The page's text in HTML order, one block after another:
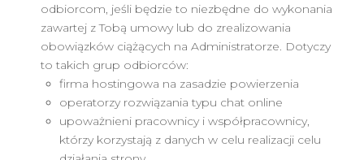
odbiorcom, jeśli będzie to niezbędne do wykonania
zawartej z Tobą umowy lub do zrealizowania
obowiązków ciążących na Administratorze. Dotyczy
to takich grup odbiorców:
firma hostingowa na zasadzie powierzenia
operatorzy rozwiązania typu chat online
upoważnieni pracownicy i współpracownicy,
którzy korzystają z danych w celu realizacji celu